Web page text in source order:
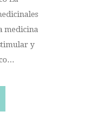
medicina
y